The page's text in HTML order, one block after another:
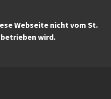
Webseite nicht vom St.
wird.